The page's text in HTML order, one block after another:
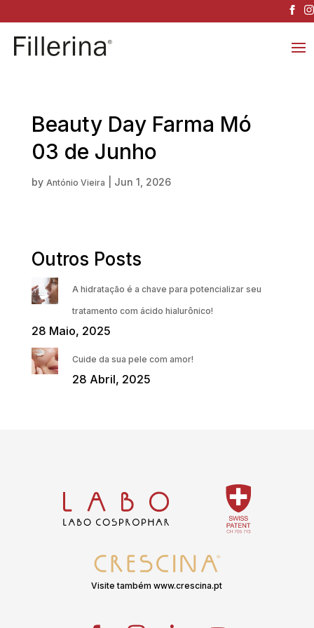
Beauty Day Farma Mó
03 de Junho
by António Vieira Jun 1, 2026
Outros Posts
A hidratação é a chave para potencializar seu
tratamento com ácido hialurônico!
28 Maio, 2025
Cuide da sua pele com amor!
28 Abril, 2025
Visite também www.crescina.pt